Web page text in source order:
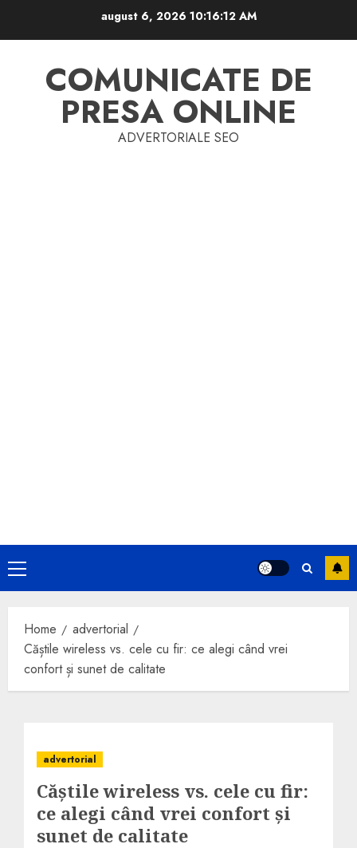
august 6, 2026 10:16:13 AM
COMUNICATE DE
PRESA ONLINE
ADVERTORIALE SEO
Primary
Menu
Home
advertorial
Căștile wireless vs. cele cu fir: ce alegi când vrei
confort și sunet de calitate
advertorial
Căștile wireless vs. cele cu fir:
ce alegi când vrei confort și
sunet de calitate